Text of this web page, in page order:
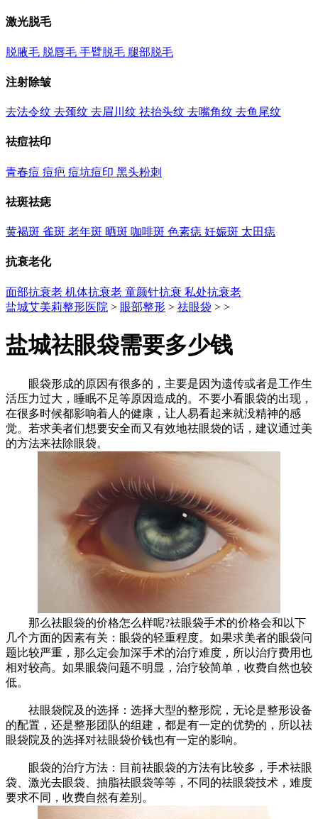
激光脱毛
脱腋毛 脱唇毛 手臂脱毛 腿部脱毛
注射除皱
去法令纹 去颈纹 去眉川纹 祛抬头纹 去嘴角纹 去鱼尾纹
祛痘祛印
青春痘 痘疤 痘坑痘印 黑头粉刺
祛斑祛痣
黄褐斑 雀斑 老年斑 晒斑 咖啡斑 色素痣 妊娠斑 太田痣
抗衰老化
面部抗衰老 机体抗衰老 童颜针抗衰 私处抗衰老
盐城艾美莉整形医院 > 眼部整形 > 祛眼袋 > >
盐城祛眼袋需要多少钱
眼袋形成的原因有很多的，主要是因为遗传或者是工作生
活压力过大，睡眠不足等原因造成的。不要小看眼袋的出现，
在很多时候都影响着人的健康，让人易看起来就没精神的感
觉。若求美者们想要安全而又有效地祛眼袋的话，建议通过美
的方法来祛除眼袋。
那么祛眼袋的价格怎么样呢?祛眼袋手术的价格会和以下
几个方面的因素有关：眼袋的轻重程度。如果求美者的眼袋问
题比较严重，那么定会加深手术的治疗难度，所以治疗费用也
相对较高。如果眼袋问题不明显，治疗较简单，收费自然也较
低。
祛眼袋院及的选择：选择大型的整形院，无论是整形设备
的配置，还是整形团队的组建，都是有一定的优势的，所以祛
眼袋院及的选择对祛眼袋价钱也有一定的影响。
眼袋的治疗方法：目前祛眼袋的方法有比较多，手术祛眼
袋、激光去眼袋、抽脂祛眼袋等等，不同的祛眼袋技术，难度
要求不同，收费自然有差别。